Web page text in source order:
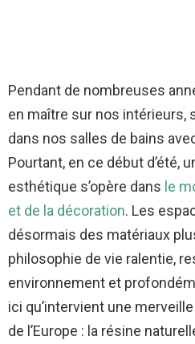
Pendant de nombreuses
en maître sur nos intérieurs,
dans nos salles de bains
Pourtant, en ce début d’été,
esthétique s’opère dans le
et de la décoration. Les
désormais des matériaux
philosophie de vie ralentie,
environnement et
ici qu’intervient une
de l’Europe : la résine